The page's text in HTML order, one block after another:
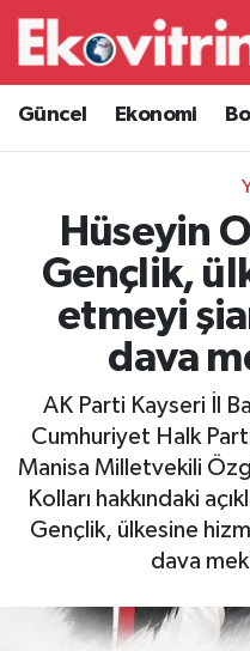
Güncel Ekonomi
Hüseyin
Gençlik,
etmeyi
dava
AK Parti Kayseri İl
Cumhuriyet Halk
Manisa Milletvekili
Kolları hakkındaki
Gençlik, ülkesine
dava
Güncel
Ekonomi
Borsa Haberleri
İş Dünyası
Lojistik
Otovitrin
Asayiş
Magazin
Spor
Hava Durumu
Trafik Durumu
Süper Lig Puan
Tüm Manşetler
Son Dakika
Haber Arşivi